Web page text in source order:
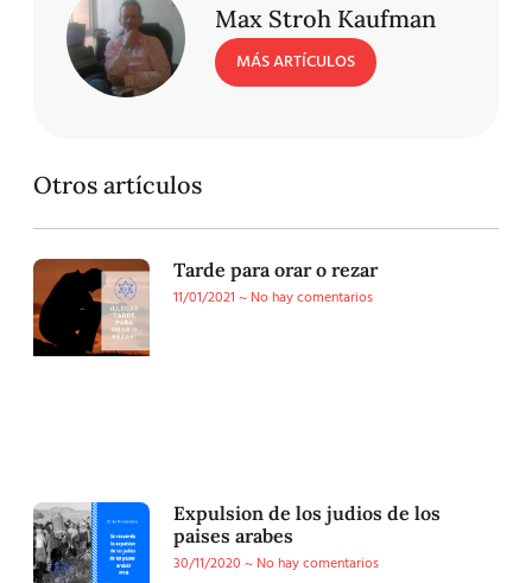
Max Stroh Kaufman
MÁS ARTÍCULOS
Otros artículos
Tarde para orar o rezar
11/01/2021
No hay comentarios
Expulsion de los judios de los
paises arabes
30/11/2020
No hay comentarios